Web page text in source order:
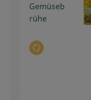
Gemüseb
rühe
Auswahl ändern